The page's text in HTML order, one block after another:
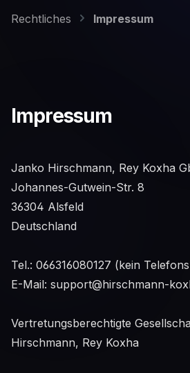
Rechtliches Impressum
Impressum
Janko Hirschmann, Rey Koxha
Johannes-Gutwein-Str. 8
36304 Alsfeld
Deutschland
Tel.: 066316080127 (kein
E-Mail: support@hirschmann-
Vertretungsberechtigte
Hirschmann, Rey Koxha